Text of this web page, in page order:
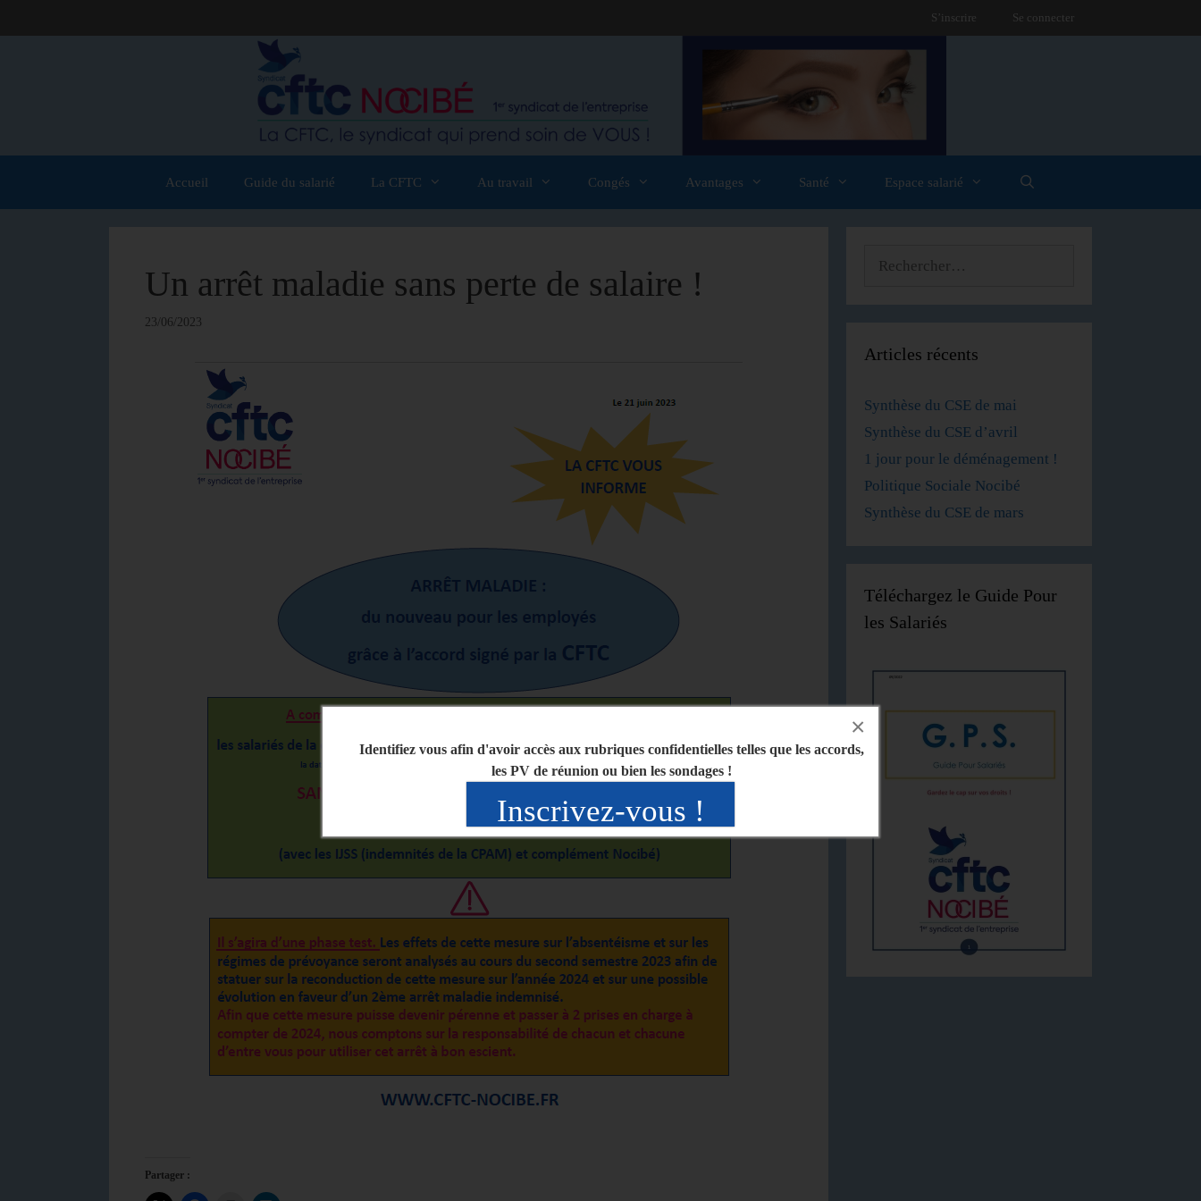
Identifiez vous afin d'avoir accès aux rubriques confidentielles telles que les accords,
les PV de réunion ou bien les sondages !
Inscrivez-vous !
×
S’inscrire Se connecter
Accueil Guide du salarié La CFTC Au travail Congés Avantages Santé Espace salarié
Un arrêt maladie sans perte de salaire !
23/06/2023
Partager :
Articles récents
Synthèse du CSE de mai
Synthèse du CSE d’avril
1 jour pour le déménagement !
Politique Sociale Nocibé
Synthèse du CSE de mars
Téléchargez le Guide Pour
les Salariés